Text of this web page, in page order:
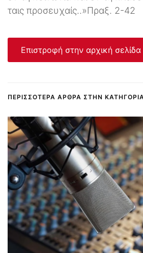
ταις προσευχαίς..»Πραξ. 2-42
Επιστροφή στην αρχική σελίδα
ΠΕΡΙΣΣΌΤΕΡΑ ΆΡΘΡΑ ΣΤΗΝ